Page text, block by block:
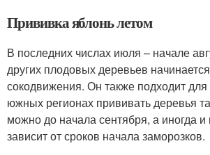
Прививка яблонь летом
В последних числах июля – начале
других плодовых деревьев
сокодвижения. Он также подходит для
южных регионах прививать деревья
можно до начала сентября, а иногда
зависит от сроков начала заморозков.